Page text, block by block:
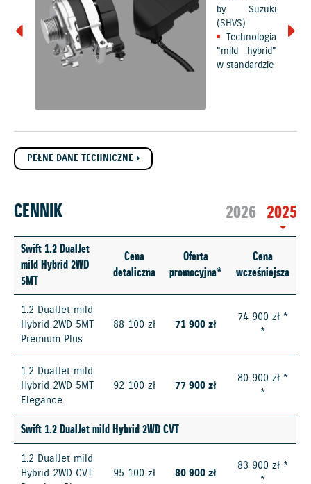
by Suzuki
(SHVS)
Technologia
"mild hybrid"
w standardzie
PEŁNE DANE TECHNICZNE
2026 2025
CENNIK
Swift 1.2 DualJet
mild Hybrid 2WD
5MT
Cena
detaliczna
Oferta
promocyjna*
Cena
wcześniejsza
1.2 DualJet mild
Hybrid 2WD 5MT
Premium Plus
88 100 zł 71 900 zł
74 900 zł *
*
1.2 DualJet mild
Hybrid 2WD 5MT
Elegance
92 100 zł 77 900 zł
80 900 zł *
*
Swift 1.2 DualJet mild Hybrid 2WD CVT
1.2 DualJet mild
Hybrid 2WD CVT
95 100 zł 80 900 zł
83 900 zł *
*